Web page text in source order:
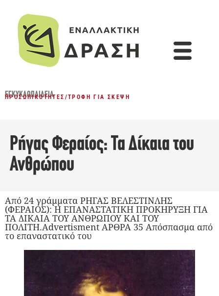
ΕΓΚΥΚΛΟΠΑΙΔΕΙΑ
ΠΡΟΣΩΠΙΚΌΤΗΤΕΣ /ΤΡΟΦΉ ΓΙΑ ΣΚΈΨΗ
Ρήγας Φεραίος: Τα Δίκαια του
Ανθρώπου
Από 24 γράμματα ΡΗΓΑΣ ΒΕΛΕΣΤΙΝΛΗΣ
(ΦΕΡΑΙΟΣ): Η ΕΠΑΝΑΣΤΑΤΙΚΗ ΠΡΟΚΗΡΥΞΗ ΓΙΑ
ΤΑ ΔΙΚΑΙΑ ΤΟΥ ΑΝΘΡΩΠΟΥ ΚΑΙ ΤΟΥ
ΠΟΛΙΤΗ.Advertisment ΑΡΘΡΑ 35 Απόσπασμα από
το επαναστατικό του